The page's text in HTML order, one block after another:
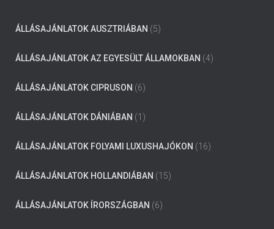
ÁLLÁSAJÁNLATOK AUSZTRIÁBAN (5)
ÁLLÁSAJÁNLATOK AZ EGYESÜLT ÁLLAMOKBAN (4)
ÁLLÁSAJÁNLATOK CIPRUSON (6)
ÁLLÁSAJÁNLATOK DÁNIÁBAN (1)
ÁLLÁSAJÁNLATOK FOLYAMI LUXUSHAJÓKON (16)
ÁLLÁSAJÁNLATOK HOLLANDIÁBAN (15)
ÁLLÁSAJÁNLATOK ÍRORSZÁGBAN (6)